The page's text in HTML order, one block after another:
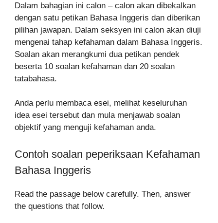
Dalam bahagian ini calon – calon akan dibekalkan
dengan satu petikan Bahasa Inggeris dan diberikan
pilihan jawapan. Dalam seksyen ini calon akan diuji
mengenai tahap kefahaman dalam Bahasa Inggeris.
Soalan akan merangkumi dua petikan pendek
beserta 10 soalan kefahaman dan 20 soalan
tatabahasa.
Anda perlu membaca esei, melihat keseluruhan
idea esei tersebut dan mula menjawab soalan
objektif yang menguji kefahaman anda.
Contoh soalan peperiksaan Kefahaman
Bahasa Inggeris
Read the passage below carefully. Then, answer
the questions that follow.